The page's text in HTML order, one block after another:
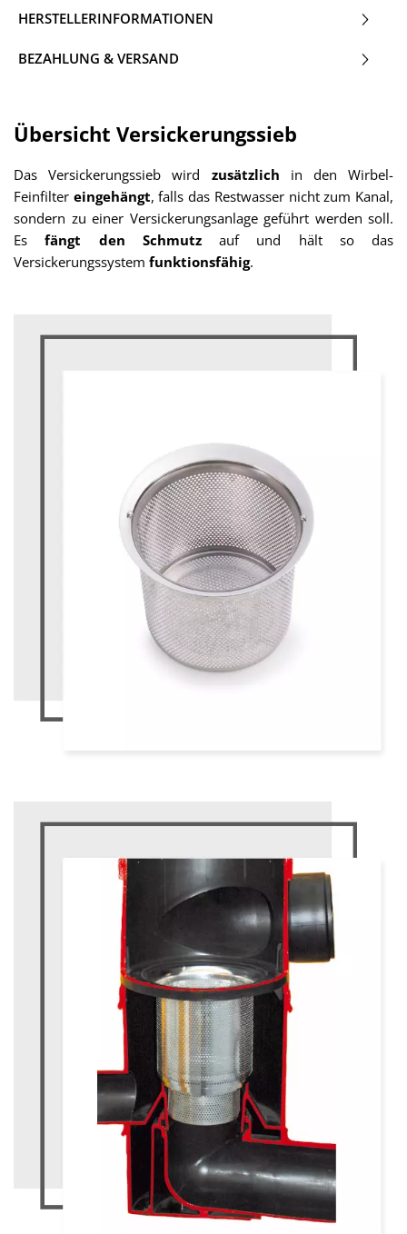
HERSTELLERINFORMATIONEN
BEZAHLUNG & VERSAND
Übersicht Versickerungssieb
Das Versickerungssieb wird zusätzlich in den Wirbel-
Feinfilter eingehängt, falls das Restwasser nicht zum Kanal,
sondern zu einer Versickerungsanlage geführt werden soll.
Esfängt den Schmutzauf und hält so das
Versickerungssystem funktionsfähig.